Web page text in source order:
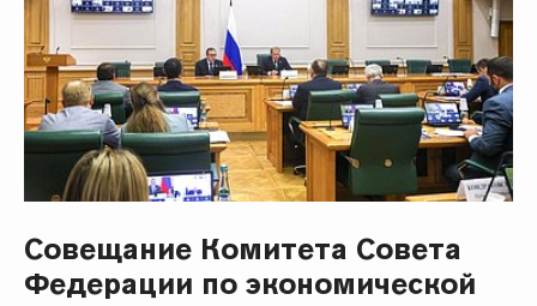
Совещание Комитета Совета
Федерации по экономической